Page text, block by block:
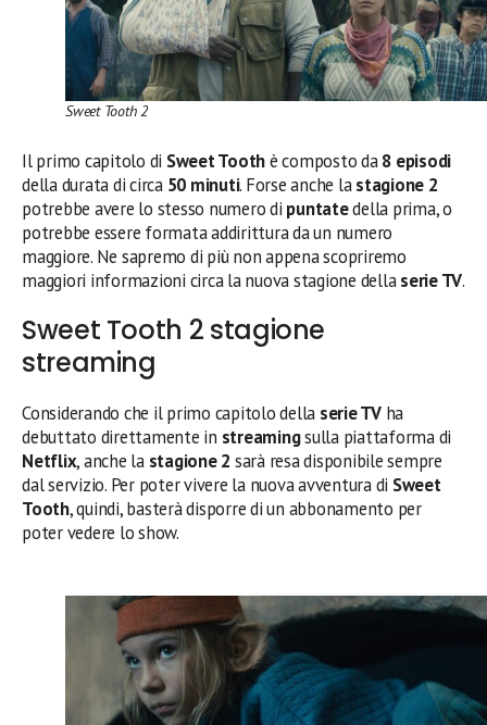
Sweet Tooth 2
Il primo capitolo di Sweet Toothè composto da8 episodi
della durata di circa 50 minuti. Forse anche lastagione 2
potrebbe avere lo stesso numero di puntatedella prima, o
potrebbe essere formata addirittura da un numero
maggiore. Ne sapremo di più non appena scopriremo
maggiori informazioni circa la nuova stagione dellaserie TV.
Sweet Tooth 2 stagione
streaming
Considerando che il primo capitolo della serie TVha
debuttato direttamente in streamingsulla piattaforma di
Netflix, anche la stagione 2 sarà resa disponibile sempre
dal servizio. Per poter vivere la nuova avventura di Sweet
Tooth, quindi, basterà disporre di un abbonamento per
poter vedere lo show.